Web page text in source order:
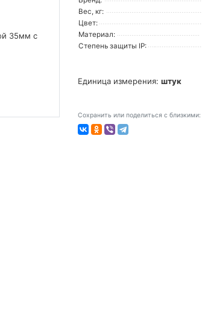
Вес, кг:
Цвет:
Материал:
Степень защиты IP:
Единица измерения: штук
Сохранить или поделиться с близкими: